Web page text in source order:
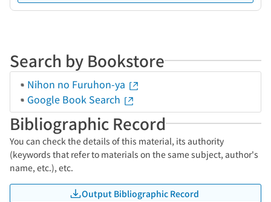
Search by Bookstore
Nihon no Furuhon-ya
Google Book Search
Bibliographic Record
You can check the details of this material, its authority
(keywords that refer to materials on the same subject, author's
name, etc.), etc.
Output Bibliographic Record